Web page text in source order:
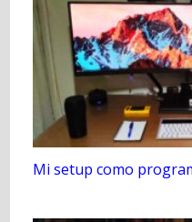
Mi setup como